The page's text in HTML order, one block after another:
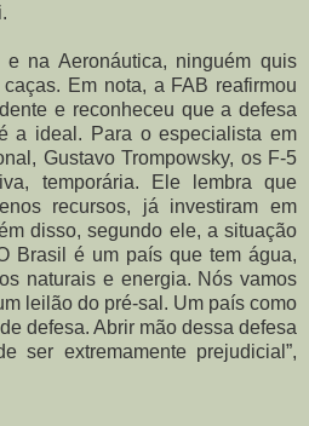
na Aeronáutica, ninguém quis
Em nota, a FAB reafirmou
e reconheceu que a defesa
a ideal. Para o especialista em
Gustavo Trompowsky, os F-5
temporária. Ele lembra que
recursos, já investiram em
disso, segundo ele, a situação
Brasil é um país que tem água,
naturais e energia. Nós vamos
leilão do pré-sal. Um país como
defesa. Abrir mão dessa defesa
ser extremamente prejudicial”,